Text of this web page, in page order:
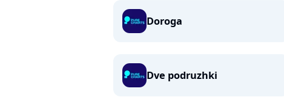
Doroga
Dve podruzhki